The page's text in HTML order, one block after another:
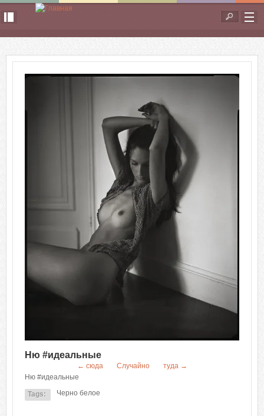
Перейти к основному содержанию
Форма
поиска
Ню #идеальные
← сюда Случайно
туда →
Ню #идеальные
Tags: Черно белое